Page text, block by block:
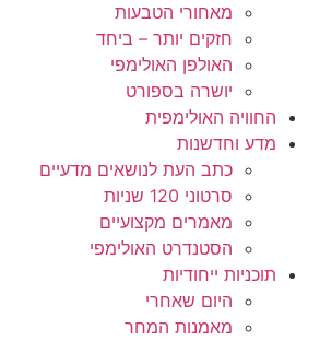
מאחורי הטבעות
חזקים יותר – ביחד
האולפן האולימפי
יושרה בספורט
החוויה האולימפית
מדע וחדשנות
כתב העת לנושאים מדעיים
סרטוני 120 שניות
מאמרים מקצועיים
הסטנדרט האולימפי
תוכניות ייחודיות
היום שאחרי
מאמנות המחר